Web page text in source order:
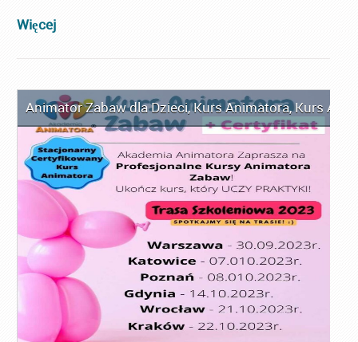
Więcej
Animator Zabaw dla Dzieci,Kurs Animatora,Kurs